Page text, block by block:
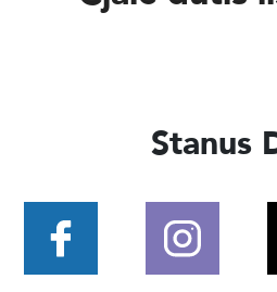
Stanus